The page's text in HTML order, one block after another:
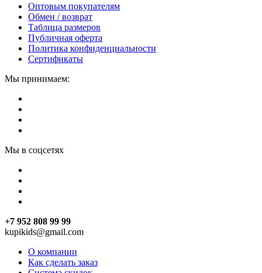
Оптовым покупателям
Обмен / возврат
Таблица размеров
Публичная оферта
Политика конфиденциальности
Сертификаты
Мы принимаем:
Мы в соцсетях
+7 952 808 99 99
kupikids@gmail.com
О компании
Как сделать заказ